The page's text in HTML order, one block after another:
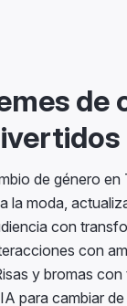
de
la moda,
con
con
y bromas con
para cambiar